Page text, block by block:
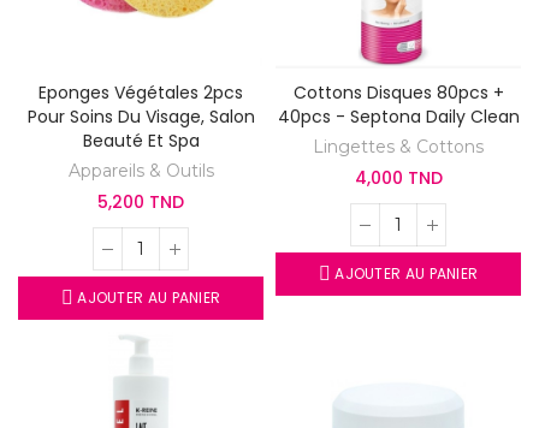
Eponges Végétales 2pcs
Pour Soins Du Visage, Salon
Beauté Et Spa
Appareils & Outils
5,200 TND
AJOUTER AU PANIER
Cottons Disques 80pcs +
40pcs - Septona Daily Clean
Lingettes & Cottons
4,000 TND
AJOUTER AU PANIER